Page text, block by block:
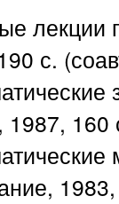
лекции
с.
1987,